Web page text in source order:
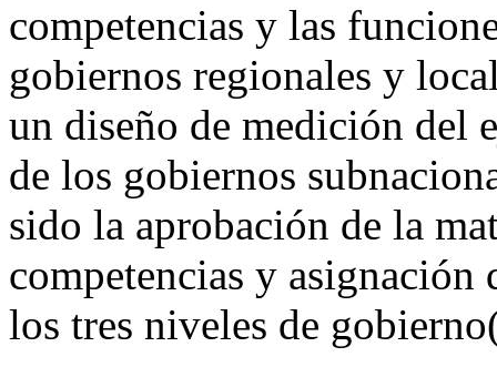
competencias y las
gobiernos regionales y
un diseño de medición del
de los gobiernos
sido la aprobación de la
competencias y asignación
los tres niveles de gobierno